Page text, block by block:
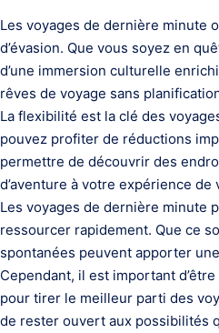
Les voyages de dernière minute
d’évasion. Que vous soyez en
d’une immersion culturelle
rêves de voyage sans
La flexibilité est la clé des
pouvez profiter de réductions
permettre de découvrir des
d’aventure à votre expérience de
Les voyages de dernière minute
ressourcer rapidement. Que ce
spontanées peuvent apporter
Cependant, il est important
pour tirer le meilleur parti des
de rester ouvert aux possibilités